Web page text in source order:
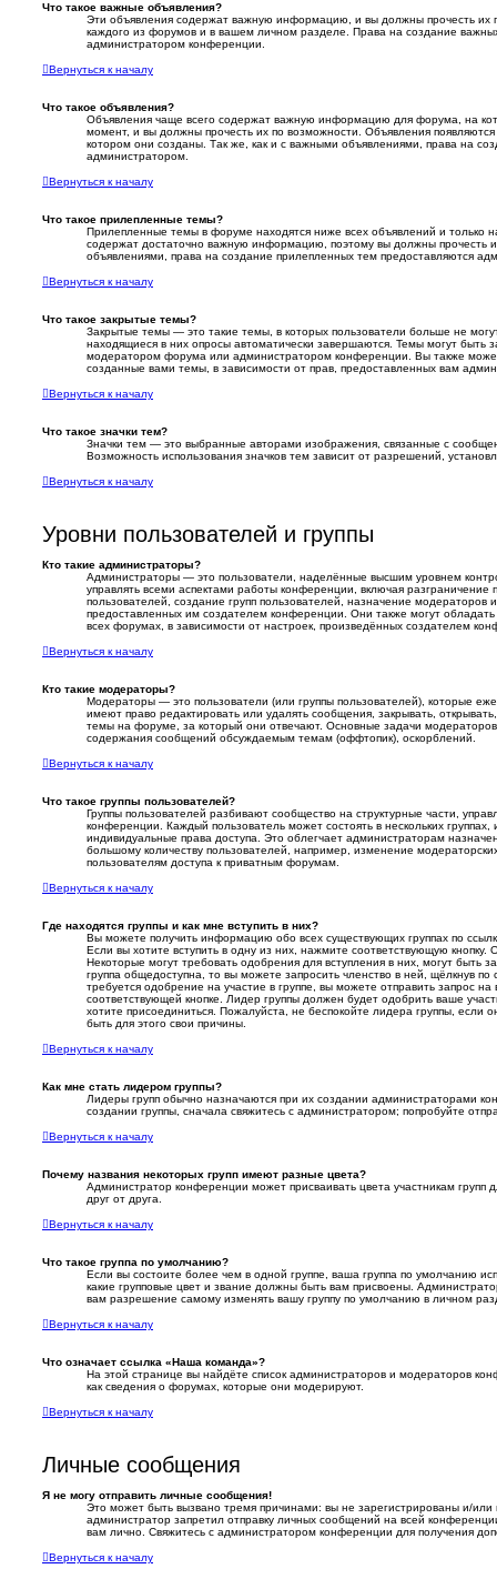
Что такое важные объявления?
Эти объявления содержат важную информацию, и вы должны прочесть их
каждого из форумов и в вашем личном разделе. Права на создание
администратором конференции.
Вернуться к началу
Что такое объявления?
Объявления чаще всего содержат важную информацию для форума, на
момент, и вы должны прочесть их по возможности. Объявления
котором они созданы. Так же, как и с важными объявлениями, права на
администратором.
Вернуться к началу
Что такое прилепленные темы?
Прилепленные темы в форуме находятся ниже всех объявлений и только
содержат достаточно важную информацию, поэтому вы должны прочесть
объявлениями, права на создание прилепленных тем предоставляются
Вернуться к началу
Что такое закрытые темы?
Закрытые темы — это такие темы, в которых пользователи больше не
находящиеся в них опросы автоматически завершаются. Темы могут быть
модератором форума или администратором конференции. Вы также
созданные вами темы, в зависимости от прав, предоставленных вам
Вернуться к началу
Что такое значки тем?
Значки тем — это выбранные авторами изображения, связанные с
Возможность использования значков тем зависит от разрешений,
Вернуться к началу
Уровни пользователей и группы
Кто такие администраторы?
Администраторы — это пользователи, наделённые высшим уровнем
управлять всеми аспектами работы конференции, включая разграничение
пользователей, создание групп пользователей, назначение модераторов
предоставленных им создателем конференции. Они также могут
всех форумах, в зависимости от настроек, произведённых создателем
Вернуться к началу
Кто такие модераторы?
Модераторы — это пользователи (или группы пользователей), которые
имеют право редактировать или удалять сообщения, закрывать,
темы на форуме, за который они отвечают. Основные задачи модераторов
содержания сообщений обсуждаемым темам (оффтопик), оскорблений.
Вернуться к началу
Что такое группы пользователей?
Группы пользователей разбивают сообщество на структурные части,
конференции. Каждый пользователь может состоять в нескольких
индивидуальные права доступа. Это облегчает администраторам
большому количеству пользователей, например, изменение
пользователям доступа к приватным форумам.
Вернуться к началу
Где находятся группы и как мне вступить в них?
Вы можете получить информацию обо всех существующих группах по
Если вы хотите вступить в одну из них, нажмите соответствующую кнопку.
Некоторые могут требовать одобрения для вступления в них, могут быть
группа общедоступна, то вы можете запросить членство в ней, щёлкнув по
требуется одобрение на участие в группе, вы можете отправить запрос на
соответствующей кнопке. Лидер группы должен будет одобрить ваше
хотите присоединиться. Пожалуйста, не беспокойте лидера группы, если
быть для этого свои причины.
Вернуться к началу
Как мне стать лидером группы?
Лидеры групп обычно назначаются при их создании администраторами
создании группы, сначала свяжитесь с администратором; попробуйте
Вернуться к началу
Почему названия некоторых групп имеют разные цвета?
Администратор конференции может присваивать цвета участникам групп
друг от друга.
Вернуться к началу
Что такое группа по умолчанию?
Если вы состоите более чем в одной группе, ваша группа по умолчанию
какие групповые цвет и звание должны быть вам присвоены.
вам разрешение самому изменять вашу группу по умолчанию в личном
Вернуться к началу
Что означает ссылка «Наша команда»?
На этой странице вы найдёте список администраторов и модераторов
как сведения о форумах, которые они модерируют.
Вернуться к началу
Личные сообщения
Я не могу отправить личные сообщения!
Это может быть вызвано тремя причинами: вы не зарегистрированы и/
администратор запретил отправку личных сообщений на всей
вам лично. Свяжитесь с администратором конференции для получения
Вернуться к началу